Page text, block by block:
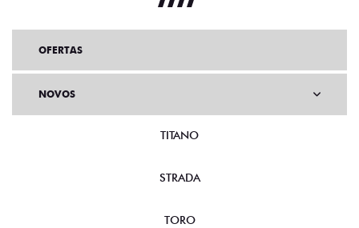
OFERTAS
NOVOS
TITANO
STRADA
TORO